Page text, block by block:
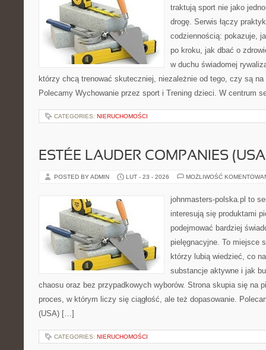
traktują sport nie jako
drogę. Serwis łączy
codziennością: pokazuje,
po kroku, jak dbać o
w duchu świadomej
którzy chcą trenować skuteczniej, niezależnie od tego, czy są na
Polecamy Wychowanie przez sport i Trening dzieci. W centrum
CATEGORIES: NIERUCHOMOŚCI
ESTÉE LAUDER COMPANIES
POSTED BY ADMIN LUT - 23 - 2026 MOŻLIWOŚĆ
johnmasters-polska.pl to
interesują się produktami
podejmować bardziej
pielęgnacyjne. To miejsce
którzy lubią wiedzieć, co
substancje aktywne i jak
chaosu oraz bez przypadkowych wyborów. Strona skupia się na
proces, w którym liczy się ciągłość, ale też dopasowanie.
(USA) […]
CATEGORIES: NIERUCHOMOŚCI